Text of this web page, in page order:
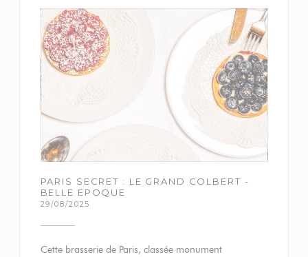
PARIS SECRET : LE GRAND COLBERT -
BELLE EPOQUE
29/08/2025
Cette brasserie de Paris, classée monument